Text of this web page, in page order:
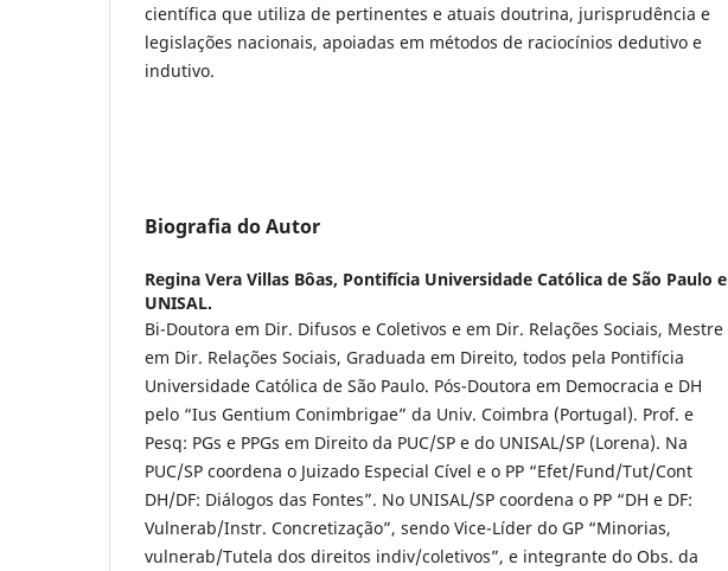
científica que utiliza de pertinentes e atuais doutrina, jurisprudência e
legislações nacionais, apoiadas em métodos de raciocínios dedutivo e
indutivo.
Biografia do Autor
Regina Vera Villas Bôas, Pontifícia Universidade Católica de São Paulo e
UNISAL.
Bi-Doutora em Dir. Difusos e Coletivos e em Dir. Relações Sociais, Mestre
em Dir. Relações Sociais, Graduada em Direito, todos pela Pontifícia
Universidade Católica de São Paulo. Pós-Doutora em Democracia e DH
pelo “Ius Gentium Conimbrigae” da Univ. Coimbra (Portugal). Prof. e
Pesq: PGs e PPGs em Direito da PUC/SP e do UNISAL/SP (Lorena). Na
PUC/SP coordena o Juizado Especial Cível e o PP “Efet/Fund/Tut/Cont
DH/DF: Diálogos das Fontes”. No UNISAL/SP coordena o PP “DH e DF:
Vulnerab/Instr. Concretização”, sendo Vice-Líder do GP “Minorias,
vulnerab/Tutela dos direitos indiv/coletivos”, e integrante do Obs. da